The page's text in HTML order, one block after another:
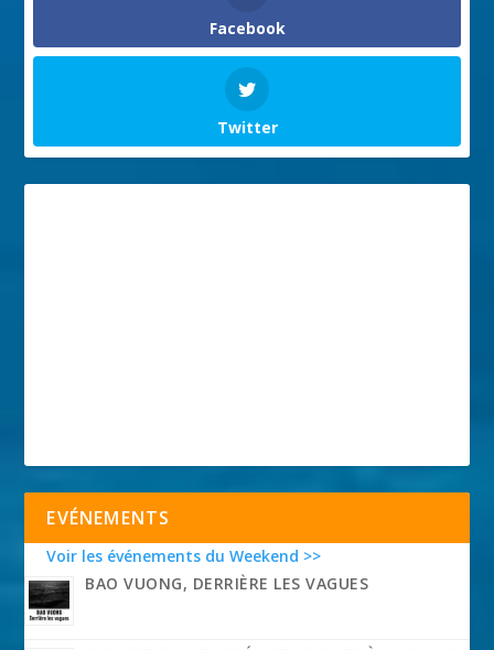
Facebook
Twitter
EVÉNEMENTS
Voir les événements du Weekend >>
BAO VUONG, DERRIÈRE LES VAGUES